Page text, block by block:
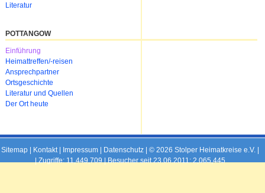
Literatur
POTTANGOW
Navigation
überspringen
Einführung
Heimattreffen/-reisen
Ansprechpartner
Ortsgeschichte
Literatur und Quellen
Der Ort heute
Sitemap| Kontakt| Impressum| Datenschutz| © 2026 Stolper Heimatkreise e.V. |
| Zugriffe: 11,449,709 | Besucher seit 23.06.2011: 2,065,445